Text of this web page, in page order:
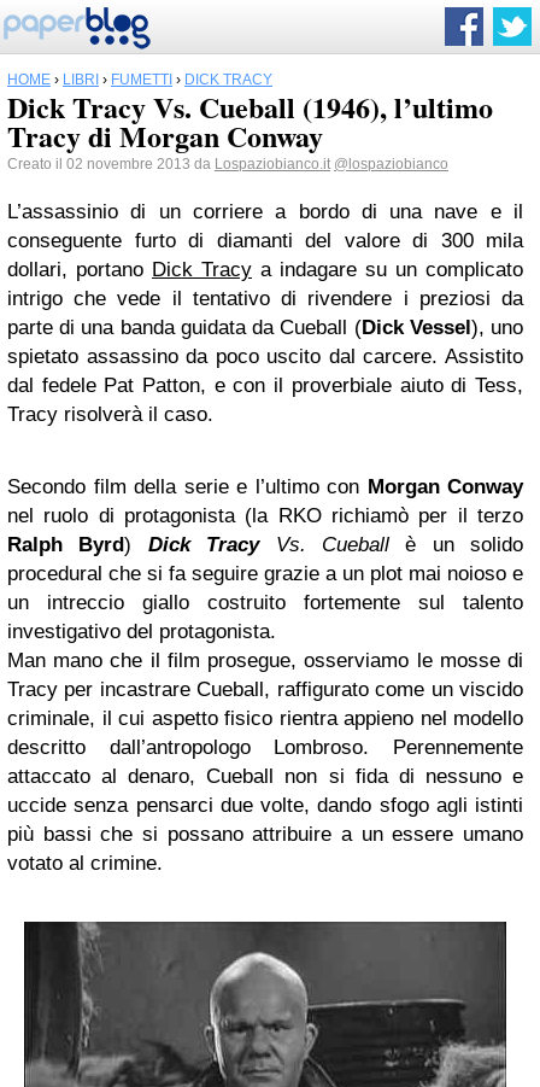
HOME › LIBRI › FUMETTI › DICK TRACY
Dick Tracy Vs. Cueball (1946), l’ultimo
Tracy di Morgan Conway
Creato il 02 novembre 2013 da Lospaziobianco.it @lospaziobianco
L’assassinio di un corriere a bordo di una nave e il
conseguente furto di diamanti del valore di 300 mila
dollari, portano Dick Tracy a indagare su un complicato
intrigo che vede il tentativo di rivendere i preziosi da
parte di una banda guidata da Cueball (Dick Vessel), uno
spietato assassino da poco uscito dal carcere. Assistito
dal fedele Pat Patton, e con il proverbiale aiuto di Tess,
Tracy risolverà il caso.
Secondo film della serie e l’ultimo con MorganConway
nel ruolo di protagonista (la RKO richiamò per il terzo
Ralph Byrd) Dick TracyVs. Cueballè un solido
procedural che si fa seguire grazie a un plot mai noioso e
un intreccio giallo costruito fortemente sul talento
investigativo del protagonista.
Man mano che il film prosegue, osserviamo le mosse di
Tracy per incastrare Cueball, raffigurato come un viscido
criminale, il cui aspetto fisico rientra appieno nel modello
descritto dall’antropologo Lombroso. Perennemente
attaccato al denaro, Cueball non si fida di nessuno e
uccide senza pensarci due volte, dando sfogo agli istinti
più bassi che si possano attribuire a un essere umano
votato al crimine.